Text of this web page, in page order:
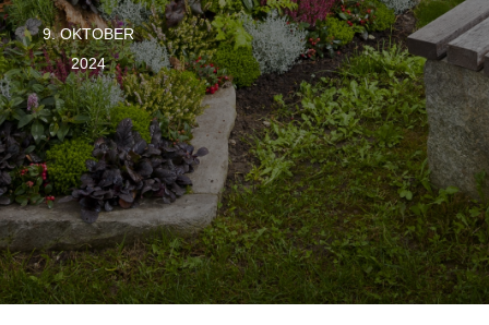
9. OKTOBER
2024